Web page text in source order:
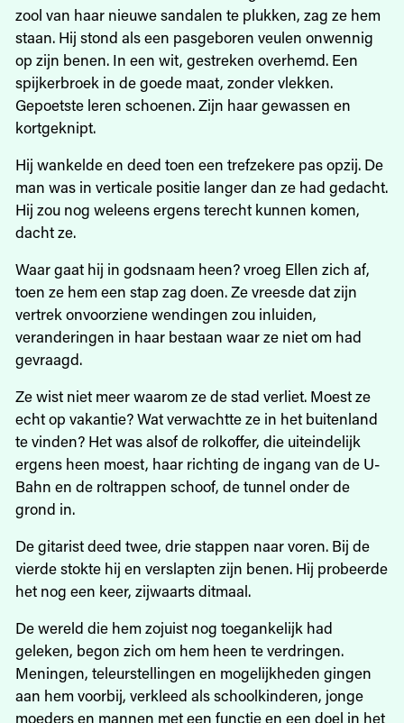
zool van haar nieuwe sandalen te plukken, zag ze hem
staan. Hij stond als een pasgeboren veulen onwennig
op zijn benen. In een wit, gestreken overhemd. Een
spijkerbroek in de goede maat, zonder vlekken.
Gepoetste leren schoenen. Zijn haar gewassen en
kortgeknipt.
Hij wankelde en deed toen een trefzekere pas opzij. De
man was in verticale positie langer dan ze had gedacht.
Hij zou nog weleens ergens terecht kunnen komen,
dacht ze.
Waar gaat hij in godsnaam heen? vroeg Ellen zich af,
toen ze hem een stap zag doen. Ze vreesde dat zijn
vertrek onvoorziene wendingen zou inluiden,
veranderingen in haar bestaan waar ze niet om had
gevraagd.
Ze wist niet meer waarom ze de stad verliet. Moest ze
echt op vakantie? Wat verwachtte ze in het buitenland
te vinden? Het was alsof de rolkoffer, die uiteindelijk
ergens heen moest, haar richting de ingang van de U-
Bahn en de roltrappen schoof, de tunnel onder de
grond in.
De gitarist deed twee, drie stappen naar voren. Bij de
vierde stokte hij en verslapten zijn benen. Hij probeerde
het nog een keer, zijwaarts ditmaal.
De wereld die hem zojuist nog toegankelijk had
geleken, begon zich om hem heen te verdringen.
Meningen, teleurstellingen en mogelijkheden gingen
aan hem voorbij, verkleed als schoolkinderen, jonge
moeders en mannen met een functie en een doel in het